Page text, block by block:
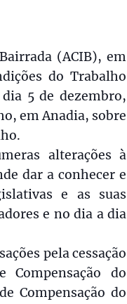
(ACIB), em
do Trabalho
5 de dezembro,
em Anadia, sobre
alterações à
dar a conhecer e
e as suas
e no dia a dia
pela cessação
do
Compensação do